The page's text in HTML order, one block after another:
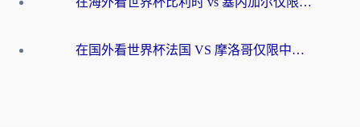
在国外看世界杯法国 VS 摩洛哥仅限中国大陆？海外党这样看中文解说赛事不卡顿